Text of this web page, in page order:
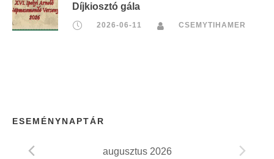
Díjkiosztó gála
2026-06-11 CSEMYTIHAMER
ESEMÉNYNAPTÁR
augusztus 2026